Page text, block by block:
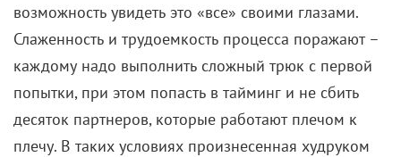
возможность увидеть это «все» своими глазами.
Слаженность и трудоемкость процесса поражают –
каждому надо выполнить сложный трюк с первой
попытки, при этом попасть в тайминг и не сбить
десяток партнеров, которые работают плечом к
плечу. В таких условиях произнесенная худруком